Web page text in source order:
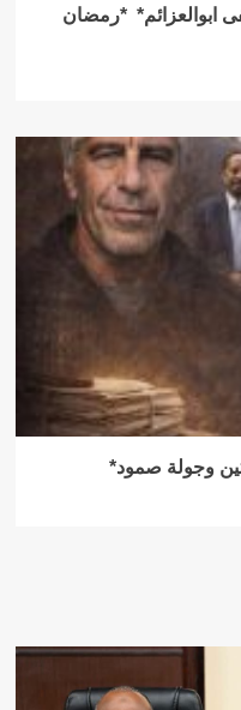
*رمضان
وجولة صمود*